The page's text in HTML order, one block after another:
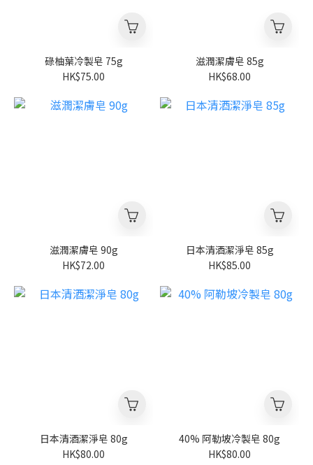
碌柚葉冷製皂 75g
HK$75.00
滋潤潔膚皂 85g
HK$68.00
滋潤潔膚皂 90g
HK$72.00
日本清酒潔淨皂 85g
HK$85.00
日本清酒潔淨皂 80g
HK$80.00
40% 阿勒坡冷製皂 80g
HK$80.00